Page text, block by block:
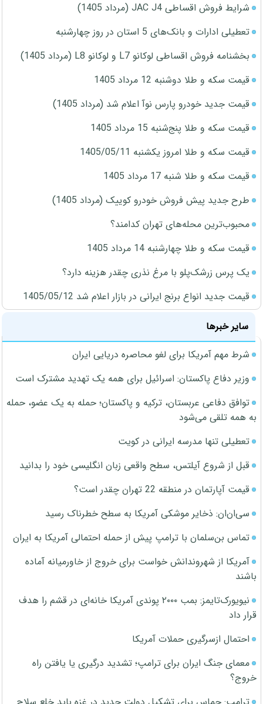
شرایط فروش اقساطی JAC J4 (مرداد 1405)
تعطیلی ادارات و بانک‌های 5 استان در روز چهارشنبه
بخشنامه فروش اقساطی لوکانو L7 و لوکانو L8 (مرداد 1405)
قیمت سکه و طلا دوشنبه 12 مرداد 1405
قیمت جدید خودرو پارس نوآ اعلام شد (مرداد 1405)
قیمت سکه و طلا پنج‌شنبه 15 مرداد 1405
قیمت سکه و طلا امروز یکشنبه 1405/05/11
قیمت سکه و طلا شنبه 17 مرداد 1405
طرح جدید پیش فروش خودرو کوییک (مرداد 1405)
محبوب‌ترین محله‌های تهران کدامند؟
قیمت سکه و طلا چهارشنبه 14 مرداد 1405
یک پرس زرشک‌پلو با مرغ نذری چقدر هزینه دارد؟
قیمت جدید انواع برنج ایرانی در بازار اعلام شد 1405/05/12
سایر خبرها
شرط مهم آمریکا برای لغو محاصره دریایی ایران
وزیر دفاع پاکستان: اسرائیل برای همه یک تهدید مشترک است
توافق دفاعی عربستان، ترکیه و پاکستان؛ حمله به یک عضو، حمله
به همه تلقی می‌شود
تعطیلی تنها مدرسه ایرانی در کویت
قبل از شروع آیلتس، سطح واقعی زبان انگلیسی خود را بدانید
قیمت آپارتمان در منطقه 22 تهران چقدر است؟
سی‌ان‌ان: ذخایر موشکی آمریکا به سطح خطرناک رسید
تماس بن‌سلمان با ترامپ پیش از حمله احتمالی آمریکا به ایران
آمریکا از شهروندانش خواست برای خروج از خاورمیانه آماده
باشند
نیویورک‌تایمز: بمب ۲۰۰۰ پوندی آمریکا خانه‌ای در قشم را هدف
قرار داد
احتمال ازسرگیری حملات آمریکا
معمای جنگ ایران برای ترامپ؛ تشدید درگیری یا یافتن راه
خروج؟